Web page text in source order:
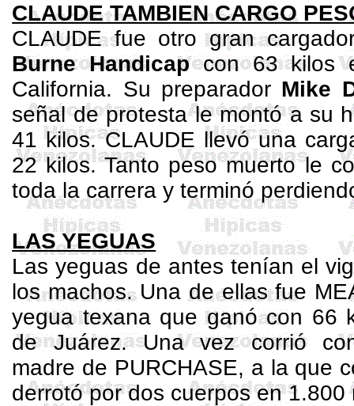
CLAUDE TAMBIEN CARGO
CLAUDE fue otro gran
BurneHandicapcon 63 kilos
California. Su preparador Mike
señal de protesta le montó a su
41 kilos. CLAUDE llevó una
22 kilos. Tanto peso muerto le
toda la carrera y terminó
LAS YEGUAS
Las yeguas de antes tenían el
los machos. Una de ellas fue
yeguatexanaque ganó con 66
de Juárez. Una vez corrió
madre de PURCHASE, a la que
derrotó por dos cuerpos en1.800